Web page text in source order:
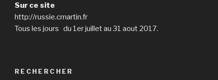
Sur ce site
http://russie.cmartin.fr
Tous les jours du 1er juillet au 31 aout 2017.
RECHERCHER